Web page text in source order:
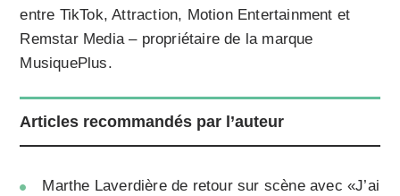
entre TikTok, Attraction, Motion Entertainment et
Remstar Media – propriétaire de la marque
MusiquePlus.
Articles recommandés par l’auteur
Marthe Laverdière de retour sur scène avec «J’ai